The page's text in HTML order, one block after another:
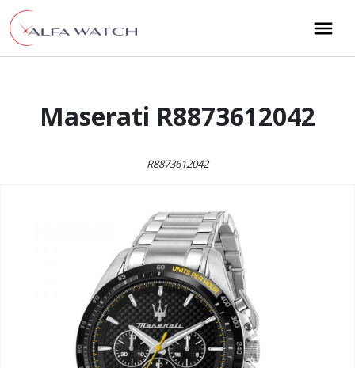
Przejdź do treści
Main Navigation
Maserati R8873612042
R8873612042